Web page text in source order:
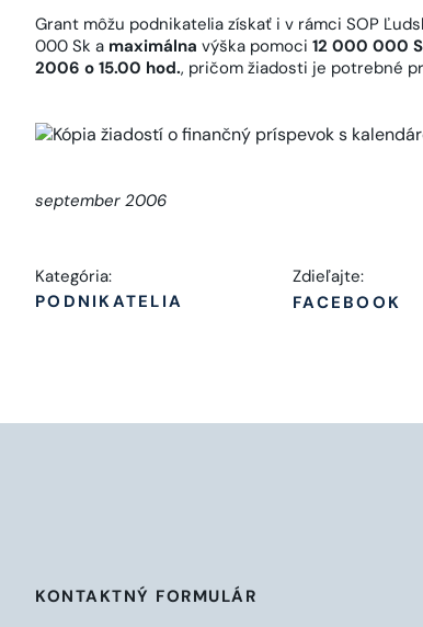
Grant môžu podnikatelia získať i v rámci SOP
000 Sk a maximálna výška pomoci 12 000 000
2006 o 15.00 hod., pričom žiadosti je potrebné
september 2006
Kategória:
PODNIKATELIA
Zdieľajte:
FACEBOOK
KONTAKTNÝ FORMULÁR